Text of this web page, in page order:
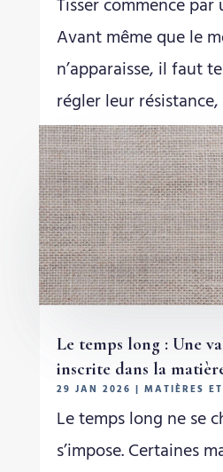
Tisser commence par
Avant même que le
n’apparaisse, il faut
régler leur
Le temps long : Une
inscrite dans la
29 JAN 2026 | MATIÈRES
Le temps long ne se
s’impose. Certaines